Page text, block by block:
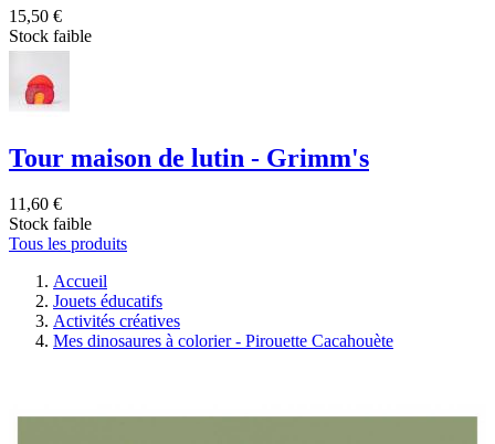
15,50 €
Stock faible
Tour maison de lutin - Grimm's
11,60 €
Stock faible
Tous les produits
Accueil
Jouets éducatifs
Activités créatives
Mes dinosaures à colorier - Pirouette Cacahouète